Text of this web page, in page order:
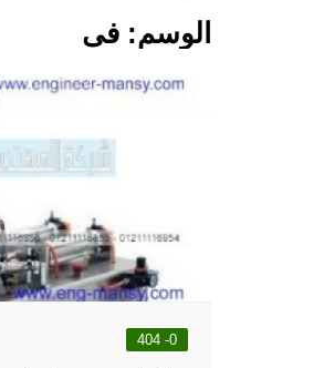
الوسم: فى
0- 404